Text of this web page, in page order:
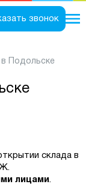
звонок
Подольске
склада в
лицами.